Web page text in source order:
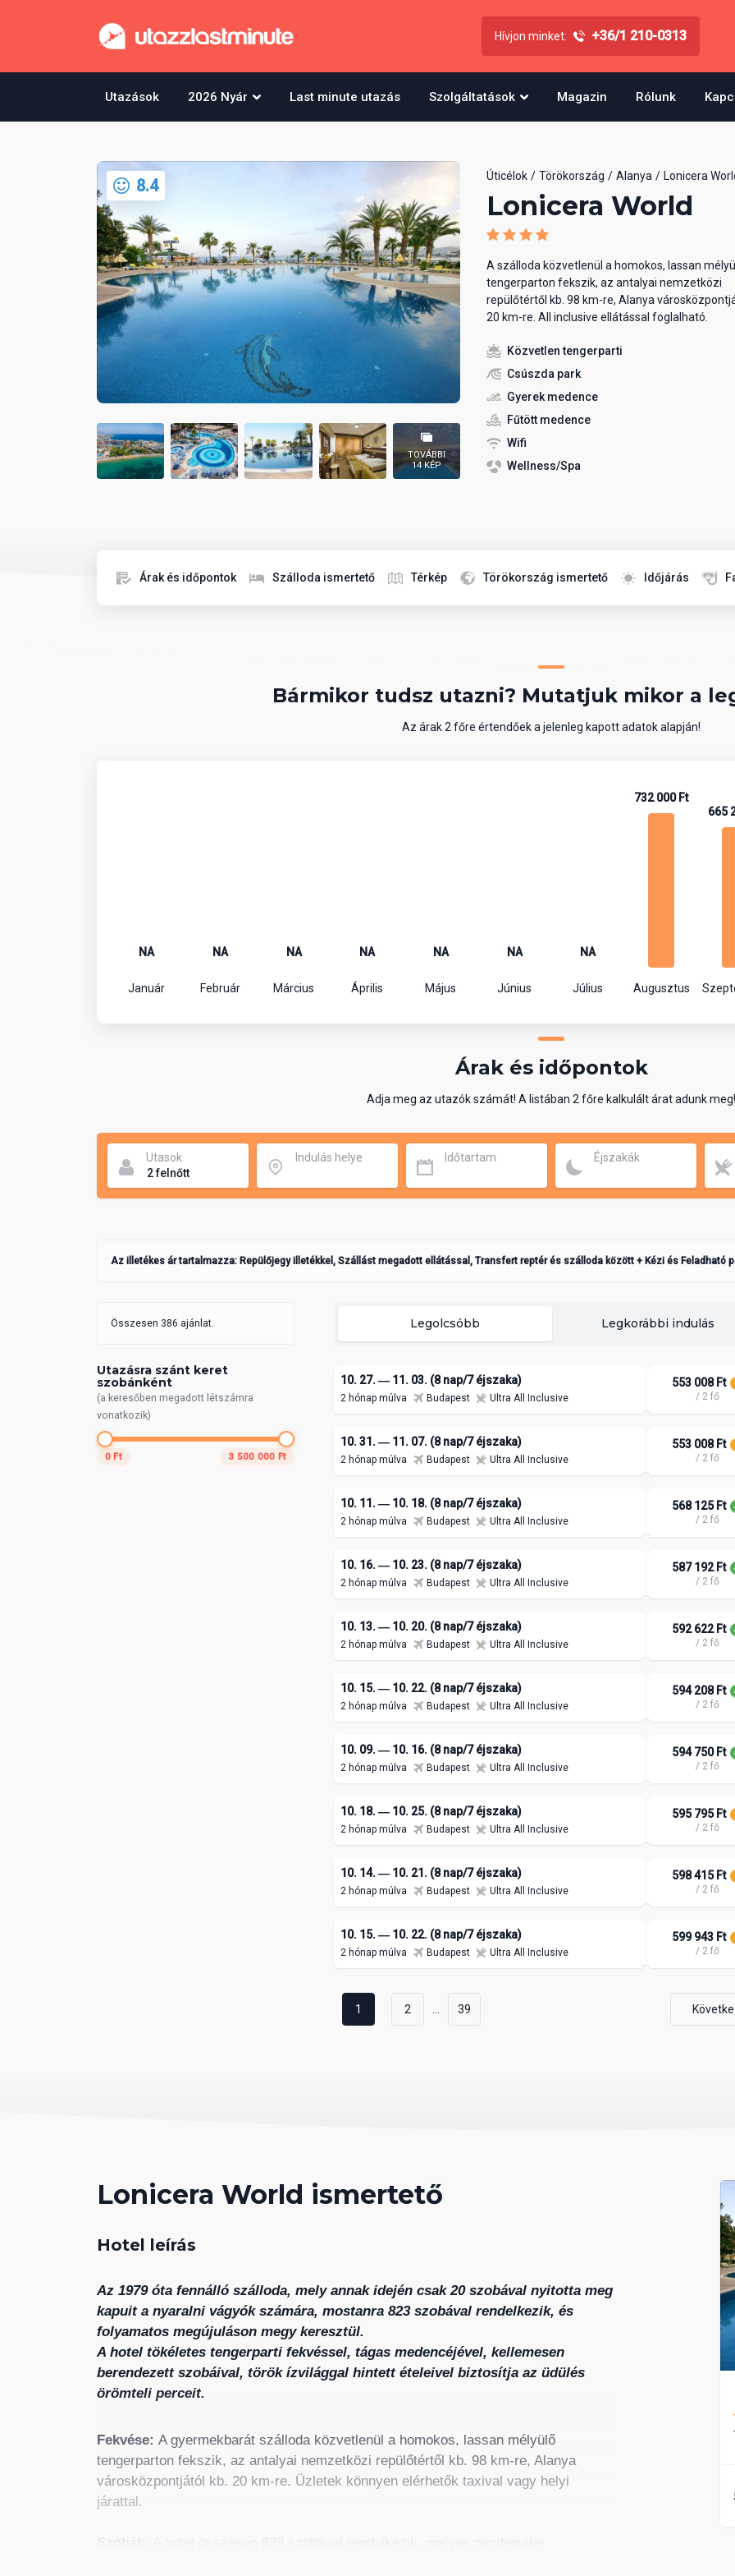
Hívjon minket: +36/1 210-0313
Utazások 2026 Nyár Last minute utazás Szolgáltatások Magazin Rólunk
8.4
TOVÁBBI
14 KÉP
Úticélok Törökország Alanya Lonicera
Lonicera World
A szálloda közvetlenül a homokos, lassan
tengerparton fekszik, az antalyai nemzetközi
repülőtértől kb. 98 km-re, Alanya
20 km-re. All inclusive ellátással foglalható.
Közvetlen tengerparti
Csúszda park
Gyerek medence
Fűtött medence
Wifi
Wellness/Spa
Árak és időpontok Szálloda ismertető Térkép Törökország ismertető Időjárás
Bármikor tudsz utazni? Mutatjuk mikor a
Az árak 2 főre értendőek a jelenleg kapott adatok alapján!
NA
Január
NA
Február
NA
Március
NA
Április
NA
Május
NA
Június
NA
Július
732 000 Ft
Augusztus
665
Árak és időpontok
Adja meg az utazók számát! A listában 2 főre kalkulált árat adunk meg!
Utasok Indulás helye Időtartam Éjszakák
Az illetékes ár tartalmazza: Repülőjegy illetékkel, Szállást megadott ellátással, Transfert reptér és szálloda között + Kézi és Feladható
Összesen 386 ajánlat.
Utazásra szánt keret
szobánként
(a keresőben megadott létszámra
vonatkozik)
0 Ft 3 500 000 Ft
Legolcsóbb Legkorábbi indulás
10. 27. ― 11. 03. (8 nap/7 éjszaka)
2 hónap múlva Budapest Ultra All Inclusive
553 008 Ft
/ 2 fő
10. 31. ― 11. 07. (8 nap/7 éjszaka)
2 hónap múlva Budapest Ultra All Inclusive
553 008 Ft
/ 2 fő
10. 11. ― 10. 18. (8 nap/7 éjszaka)
2 hónap múlva Budapest Ultra All Inclusive
568 125 Ft
/ 2 fő
10. 16. ― 10. 23. (8 nap/7 éjszaka)
2 hónap múlva Budapest Ultra All Inclusive
587 192 Ft
/ 2 fő
10. 13. ― 10. 20. (8 nap/7 éjszaka)
2 hónap múlva Budapest Ultra All Inclusive
592 622 Ft
/ 2 fő
10. 15. ― 10. 22. (8 nap/7 éjszaka)
2 hónap múlva Budapest Ultra All Inclusive
594 208 Ft
/ 2 fő
10. 09. ― 10. 16. (8 nap/7 éjszaka)
2 hónap múlva Budapest Ultra All Inclusive
594 750 Ft
/ 2 fő
10. 18. ― 10. 25. (8 nap/7 éjszaka)
2 hónap múlva Budapest Ultra All Inclusive
595 795 Ft
/ 2 fő
10. 14. ― 10. 21. (8 nap/7 éjszaka)
2 hónap múlva Budapest Ultra All Inclusive
598 415 Ft
/ 2 fő
10. 15. ― 10. 22. (8 nap/7 éjszaka)
2 hónap múlva Budapest Ultra All Inclusive
599 943 Ft
/ 2 fő
1 2 39
Lonicera World ismertető
Hotel leírás
Az 1979 óta fennálló szálloda, mely annak idején csak 20 szobával nyitotta meg
kapuit a nyaralni vágyók számára, mostanra 823 szobával rendelkezik, és
folyamatos megújuláson megy keresztül.
A hotel tökéletes tengerparti fekvéssel, tágas medencéjével, kellemesen
berendezett szobáival, török ízvilággal hintett ételeivel biztosítja az üdülés
örömteli perceit.
Fekvése: A gyermekbarát szálloda közvetlenül a homokos, lassan mélyülő
tengerparton fekszik, az antalyai nemzetközi repülőtértől kb. 98 km-re, Alanya
városközpontjától kb. 20 km-re. Üzletek könnyen elérhetők taxival vagy helyi
járattal.